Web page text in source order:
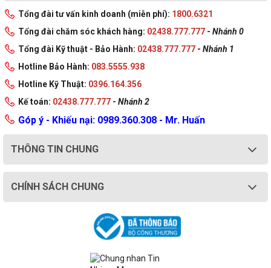
Tổng đài tư vấn kinh doanh (miễn phí): 1800.6321
Tổng đài chăm sóc khách hàng: 02438.777.777 - Nhánh 0
Tổng đài Kỹ thuật - Bảo Hành: 02438.777.777 - Nhánh 1
Hotline Bảo Hành: 083.5555.938
Hotline Kỹ Thuật: 0396.164.356
Kế toán: 02438.777.777 - Nhánh 2
Góp ý - Khiếu nại: 0989.360.308 - Mr. Huấn
THÔNG TIN CHUNG
CHÍNH SÁCH CHUNG